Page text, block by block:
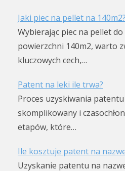
Jaki piec na pellet na 140m2?
Wybierając piec na pellet
powierzchni 140m2, warto
kluczowych cech,…
Patent na leki ile trwa?
Proces uzyskiwania
skomplikowany i
etapów, które…
Ile kosztuje patent na
Uzyskanie patentu na